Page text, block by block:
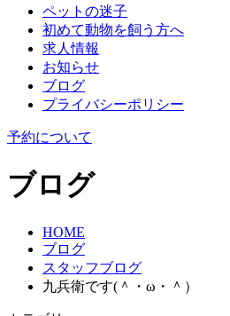
ペットの迷子
初めて動物を飼う方へ
求人情報
お知らせ
ブログ
プライバシーポリシー
予約について
ブログ
HOME
ブログ
スタッフブログ
九兵衛です(＾・ω・＾）